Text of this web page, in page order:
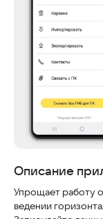
Описание
Упрощает работу
ведении